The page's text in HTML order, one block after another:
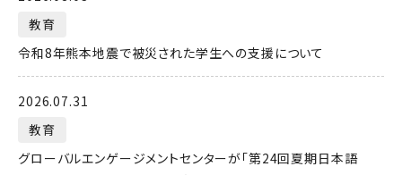
教育
令和8年熊本地震で被災された学生への支援について
2026.07.31
教育
グローバルエンゲージメントセンターが「第24回夏期日本語